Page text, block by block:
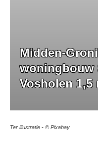
Midden-
woningbouw
Vosholen
Ter illustratie - © Pixabay